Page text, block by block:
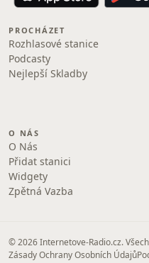
PROCHÁZET
Rozhlasové stanice
Podcasty
Nejlepší Skladby
O NÁS
O Nás
Přidat stanici
Widgety
Zpětná Vazba
© 2026 Internetove-Radio.cz.
Zásady Ochrany Osobních Údajů